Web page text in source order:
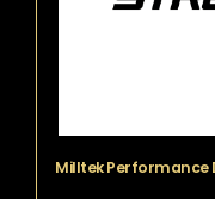
Milltek Performance